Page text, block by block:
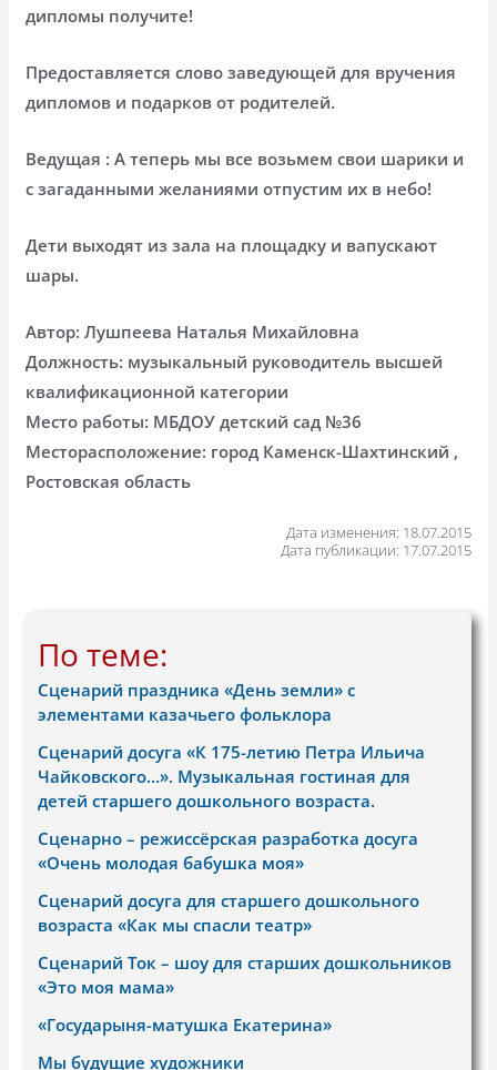
дипломы получите!
Предоставляется слово заведующей для вручения
дипломов и подарков от родителей.
Ведущая : А теперь мы все возьмем свои шарики и
с загаданными желаниями отпустим их в небо!
Дети выходят из зала на площадку и вапускают
шары.
Автор: Лушпеева Наталья Михайловна
Должность: музыкальный руководитель высшей
квалификационной категории
Место работы: МБДОУ детский сад №36
Месторасположение: город Каменск-Шахтинский ,
Ростовская область
Дата изменения: 18.07.2015
Дата публикации: 17.07.2015
По теме:
Сценарий праздника «День земли» с
элементами казачьего фольклора
Сценарий досуга «К 175-летию Петра Ильича
Чайковского…». Музыкальная гостиная для
детей старшего дошкольного возраста.
Сценарно – режиссёрская разработка досуга
«Очень молодая бабушка моя»
Сценарий досуга для старшего дошкольного
возраста «Как мы спасли театр»
Сценарий Ток – шоу для старших дошкольников
«Это моя мама»
«Государыня-матушка Екатерина»
Мы будущие художники